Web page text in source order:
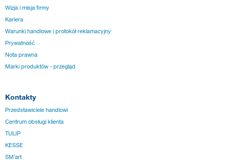
Wizja i misja firmy
Kariera
Warunki handlowe i protokół reklamacyjny
Prywatność
Nota prawna
Marki produktów - przegląd
Kontakty
Przedstawiciele handlowi
Centrum obsługi klienta
TULIP
KESSE
SM´art